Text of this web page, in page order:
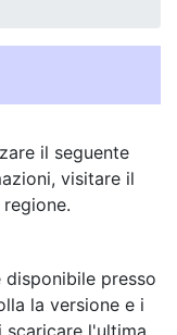
il seguente
visitare il
presso
la versione e i
scaricare l'ultima